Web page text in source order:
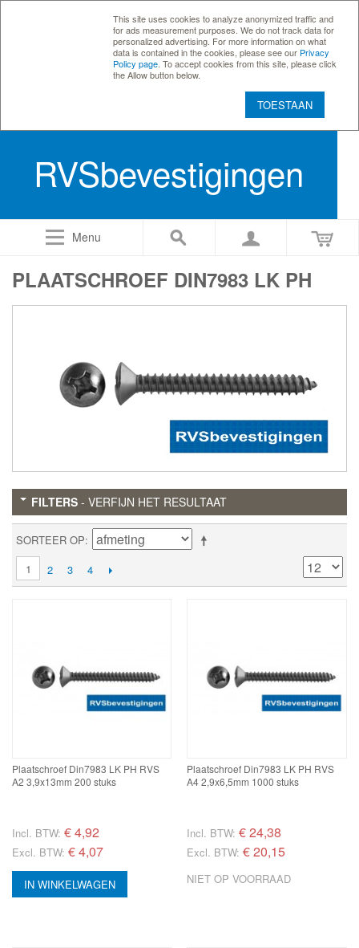
This site uses cookies to analyze anonymized traffic and
for ads measurement purposes. We do not track data for
personalized advertising. For more information on what
data is contained in the cookies, please see our Privacy
Policy page . To accept cookies from this site, please click
the Allow button below.
TOESTAAN
RVSbevestigingen
Menu
PLAATSCHROEF DIN7983 LK PH
FILTERS - VERFIJN HET RESULTAAT
SORTEER OP
1
2 3 4
Plaatschroef Din7983 LK PH RVS
A2 3,9x13mm 200 stuks
Incl. BTW: €4,92
Excl. BTW: € 4,07
IN WINKELWAGEN
Plaatschroef Din7983 LK PH RVS
A4 2,9x6,5mm 1000 stuks
Incl. BTW: €24,38
Excl. BTW: € 20,15
NIET OP VOORRAAD